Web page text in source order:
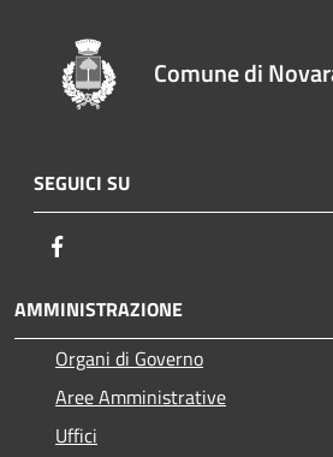
Comune di
SEGUICI SU
AMMINISTRAZIONE
Organi di Governo
Aree Amministrative
Uffici